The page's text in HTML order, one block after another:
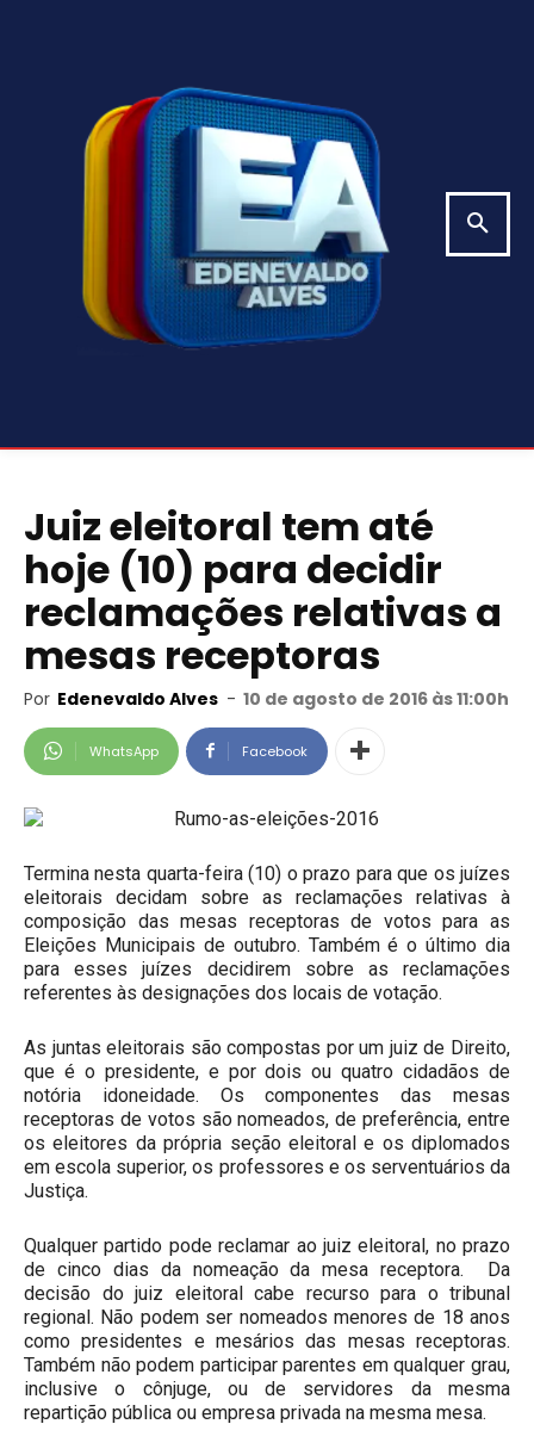
Juiz eleitoral tem até
hoje (10) para decidir
reclamações relativas a
mesas receptoras
Por Edenevaldo Alves - 10 de agosto de 2016 às 11:00h
WhatsApp Facebook
Termina nesta quarta-feira (10) o prazo para que os juízes
eleitorais decidam sobre as reclamações relativas à
composição das mesas receptoras de votos para as
Eleições Municipais de outubro. Também é o último dia
para esses juízes decidirem sobre as reclamações
referentes às designações dos locais de votação.
As juntas eleitorais são compostas por um juiz de Direito,
que é o presidente, e por dois ou quatro cidadãos de
notória idoneidade. Os componentes das mesas
receptoras de votos são nomeados, de preferência, entre
os eleitores da própria seção eleitoral e os diplomados
em escola superior, os professores e os serventuários da
Justiça.
Qualquer partido pode reclamar ao juiz eleitoral, no prazo
de cinco dias da nomeação da mesa receptora. Da
decisão do juiz eleitoral cabe recurso para o tribunal
regional. Não podem ser nomeados menores de 18 anos
como presidentes e mesários das mesas receptoras.
Também não podem participar parentes em qualquer grau,
inclusive o cônjuge, ou de servidores da mesma
repartição pública ou empresa privada na mesma mesa.